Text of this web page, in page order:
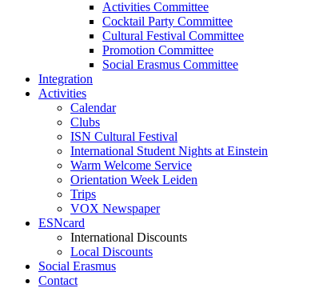
Activities Committee
Cocktail Party Committee
Cultural Festival Committee
Promotion Committee
Social Erasmus Committee
Integration
Activities
Calendar
Clubs
ISN Cultural Festival
International Student Nights at Einstein
Warm Welcome Service
Orientation Week Leiden
Trips
VOX Newspaper
ESNcard
International Discounts
Local Discounts
Social Erasmus
Contact